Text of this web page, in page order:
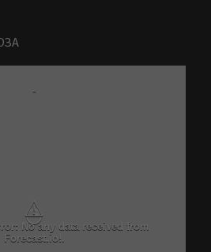
-
⚠
No any data received from
Forecast.io!.